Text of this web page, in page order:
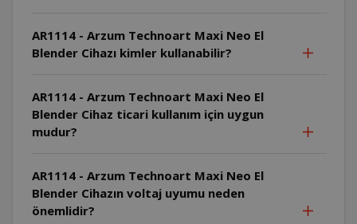
AR1114 - Arzum Technoart Maxi Neo El
Blender Cihazı kimler kullanabilir?
AR1114 - Arzum Technoart Maxi Neo El
Blender Cihaz ticari kullanım için uygun
mudur?
AR1114 - Arzum Technoart Maxi Neo El
Blender Cihazın voltaj uyumu neden
önemlidir?